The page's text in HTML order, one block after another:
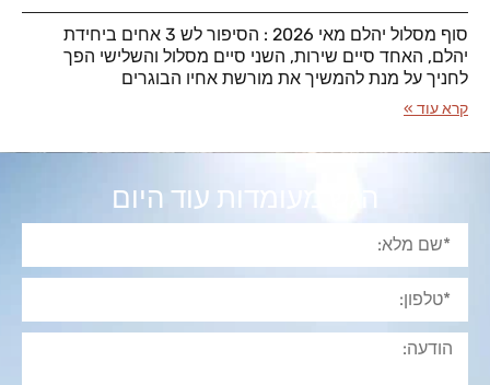
סוף מסלול יהלם מאי 2026 : הסיפור לש 3 אחים ביחידת
יהלם, האחד סיים שירות, השני סיים מסלול והשלישי הפך
לחניך על מנת להמשיך את מורשת אחיו הבוגרים
קרא עוד »
הגש מעומדות עוד היום